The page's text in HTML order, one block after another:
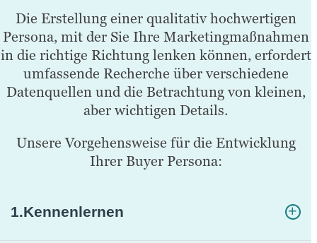
Die Erstellung einer qualitativ hochwertigen
Persona, mit der Sie Ihre Marketingmaßnahmen
in die richtige Richtung lenken können, erfordert
umfassende Recherche über verschiedene
Datenquellen und die Betrachtung von kleinen,
aber wichtigen Details.
Unsere Vorgehensweise für die Entwicklung
Ihrer Buyer Persona:
1.Kennenlernen